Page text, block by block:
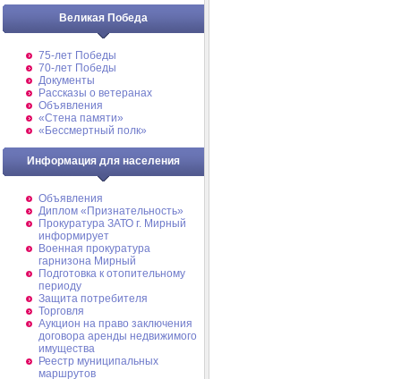
Великая Победа
75-лет Победы
70-лет Победы
Документы
Рассказы о ветеранах
Объявления
«Стена памяти»
«Бессмертный полк»
Информация для населения
Объявления
Диплом «Признательность»
Прокуратура ЗАТО г. Мирный
информирует
Военная прокуратура
гарнизона Мирный
Подготовка к отопительному
периоду
Защита потребителя
Торговля
Аукцион на право заключения
договора аренды недвижимого
имущества
Реестр муниципальных
маршрутов